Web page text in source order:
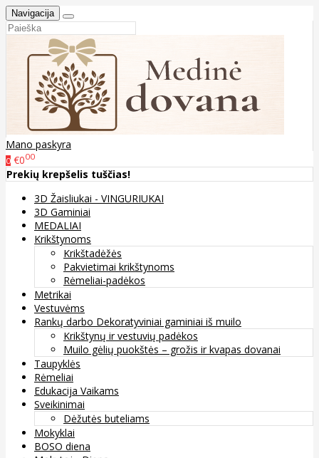
Navigacija
Mano paskyra
0 €000
Prekių krepšelis tuščias!
3D Žaisliukai - VINGURIUKAI
3D Gaminiai
MEDALIAI
Krikštynoms
Krikštadėžės
Pakvietimai krikštynoms
Rėmeliai-padėkos
Metrikai
Vestuvėms
Rankų darbo Dekoratyviniai gaminiai iš muilo
Krikštynų ir vestuvių padėkos
Muilo gėlių puokštės – grožis ir kvapas dovanai
Taupyklės
Rėmeliai
Edukacija Vaikams
Sveikinimai
Dėžutės buteliams
Mokyklai
BOSO diena